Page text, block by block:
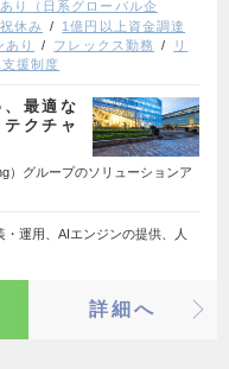
り（日系グローバル企
休み
1億円以上資金調達
り フレックス勤務
リ
援制度
最適な
クチャ
）グループのソリューションア
運用、AIエンジンの提供、人
詳細へ